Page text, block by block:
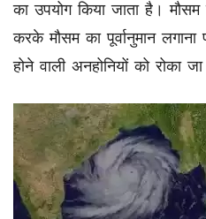
का उपयोग किया जाता है।
करके मौसम का पूर्वानुमान
होने वाली अनहोनियों को रोका